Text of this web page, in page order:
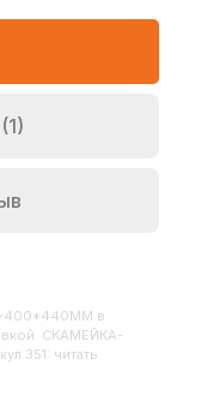
в
СКАМЕЙКА-
351: читать